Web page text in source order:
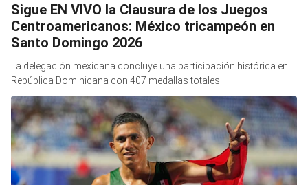
Sigue EN VIVO la Clausura de los Juegos
Centroamericanos: México tricampeón en
Santo Domingo 2026
La delegación mexicana concluye una participación histórica en
República Dominicana con 407 medallas totales